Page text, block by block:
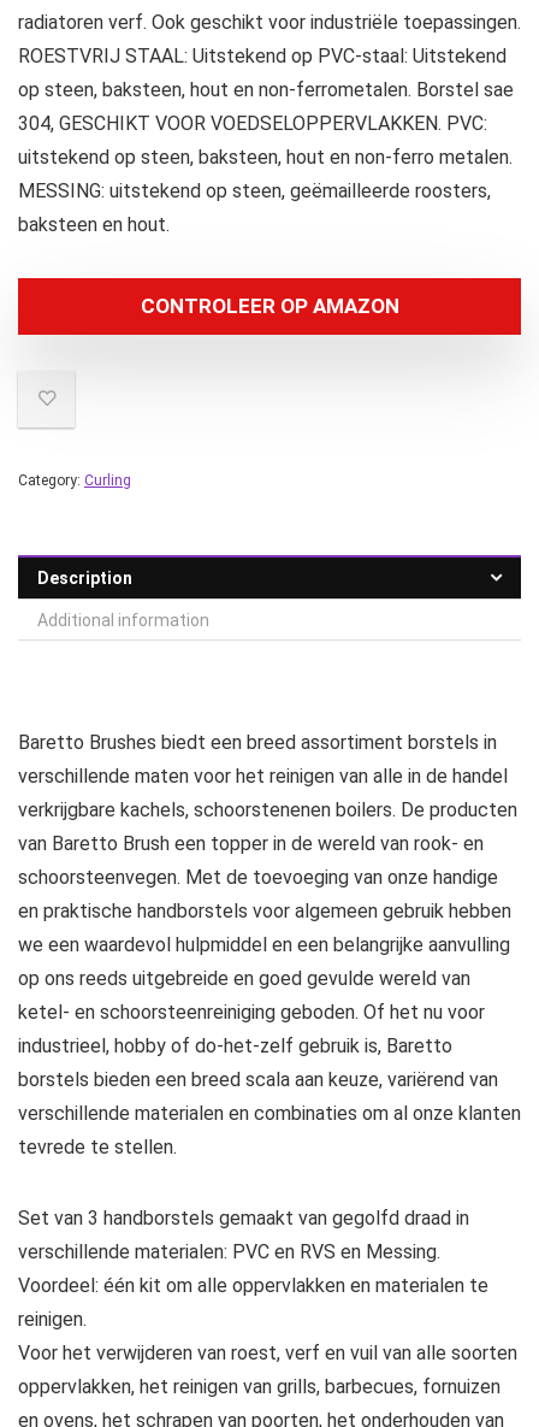
radiatoren verf. Ook geschikt voor industriële toepassingen.
ROESTVRIJ STAAL: Uitstekend op PVC-staal: Uitstekend
op steen, baksteen, hout en non-ferrometalen. Borstel sae
304, GESCHIKT VOOR VOEDSELOPPERVLAKKEN. PVC:
uitstekend op steen, baksteen, hout en non-ferro metalen.
MESSING: uitstekend op steen, geëmailleerde roosters,
baksteen en hout.
CONTROLEER OP AMAZON
Category: Curling
Description
Additional information
Baretto Brushes biedt een breed assortiment borstels in
verschillende maten voor het reinigen van alle in de handel
verkrijgbare kachels, schoorstenenen boilers. De producten
van Baretto Brush een topper in de wereld van rook- en
schoorsteenvegen. Met de toevoeging van onze handige
en praktische handborstels voor algemeen gebruik hebben
we een waardevol hulpmiddel en een belangrijke aanvulling
op ons reeds uitgebreide en goed gevulde wereld van
ketel- en schoorsteenreiniging geboden. Of het nu voor
industrieel, hobby of do-het-zelf gebruik is, Baretto
borstels bieden een breed scala aan keuze, variërend van
verschillende materialen en combinaties om al onze klanten
tevrede te stellen.
Set van 3 handborstels gemaakt van gegolfd draad in
verschillende materialen: PVC en RVS en Messing.
Voordeel: één kit om alle oppervlakken en materialen te
reinigen.
Voor het verwijderen van roest, verf en vuil van alle soorten
oppervlakken, het reinigen van grills, barbecues, fornuizen
en ovens, het schrapen van poorten, het onderhouden van